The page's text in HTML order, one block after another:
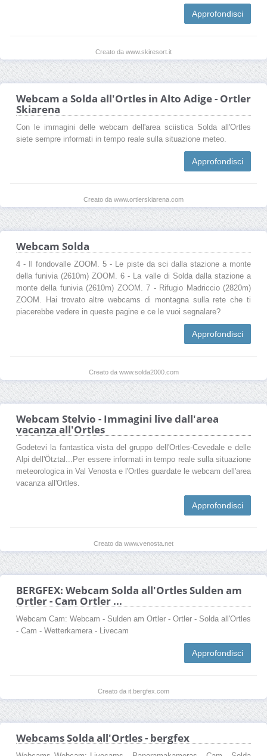
Approfondisci
Creato da www.skiresort.it
Webcam a Solda all'Ortles in Alto Adige - Ortler
Skiarena
Con le immagini delle webcam dell'area sciistica Solda all'Ortles
siete sempre informati in tempo reale sulla situazione meteo.
Approfondisci
Creato da www.ortlerskiarena.com
Webcam Solda
4 - Il fondovalle ZOOM. 5 - Le piste da sci dalla stazione a monte
della funivia (2610m) ZOOM. 6 - La valle di Solda dalla stazione a
monte della funivia (2610m) ZOOM. 7 - Rifugio Madriccio (2820m)
ZOOM. Hai trovato altre webcams di montagna sulla rete che ti
piacerebbe vedere in queste pagine e ce le vuoi segnalare?
Approfondisci
Creato da www.solda2000.com
Webcam Stelvio - Immagini live dall'area
vacanza all'Ortles
Godetevi la fantastica vista del gruppo dell'Ortles-Cevedale e delle
Alpi dell'Ötztal...Per essere informati in tempo reale sulla situazione
meteorologica in Val Venosta e l'Ortles guardate le webcam dell'area
vacanza all'Ortles.
Approfondisci
Creato da www.venosta.net
BERGFEX: Webcam Solda all'Ortles Sulden am
Ortler - Cam Ortler ...
Webcam Cam: Webcam - Sulden am Ortler - Ortler - Solda all'Ortles
- Cam - Wetterkamera - Livecam
Approfondisci
Creato da it.bergfex.com
Webcams Solda all'Ortles - bergfex